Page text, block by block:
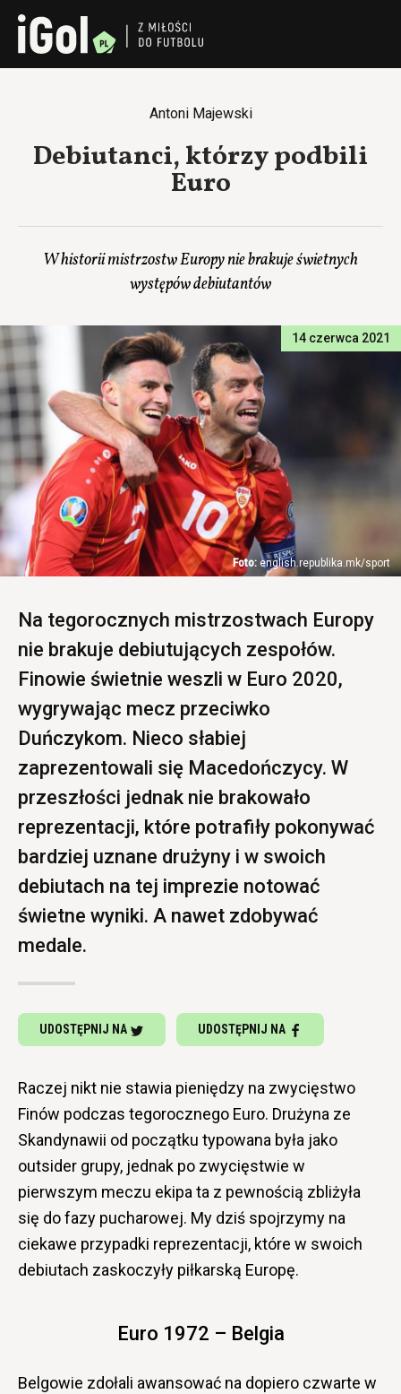
Antoni Majewski
Debiutanci, którzy podbili
Euro
W historii mistrzostw Europy nie brakuje świetnych
występów debiutantów
14 czerwca 2021
english.republika.mk/sport
Na tegorocznych mistrzostwach Europy
nie brakuje debiutujących zespołów.
Finowie świetnie weszli w Euro 2020,
wygrywając mecz przeciwko
Duńczykom. Nieco słabiej
zaprezentowali się Macedończycy. W
przeszłości jednak nie brakowało
reprezentacji, które potrafiły pokonywać
bardziej uznane drużyny i w swoich
debiutach na tej imprezie notować
świetne wyniki. A nawet zdobywać
medale.
UDOSTĘPNIJ NA UDOSTĘPNIJ NA
Raczej nikt nie stawia pieniędzy na zwycięstwo
Finów podczas tegorocznego Euro. Drużyna ze
Skandynawii od początku typowana była jako
outsider grupy, jednak po zwycięstwie w
pierwszym meczu ekipa ta z pewnością zbliżyła
się do fazy pucharowej. My dziś spojrzymy na
ciekawe przypadki reprezentacji, które w swoich
debiutach zaskoczyły piłkarską Europę.
Euro 1972 – Belgia
Belgowie zdołali awansować na dopiero czwarte w